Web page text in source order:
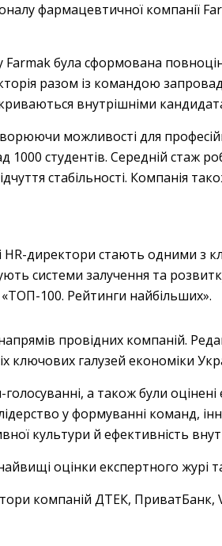
фармацевтичної компанії
Farmak була сформована
разом із командою
внутрішніми
можливості для
1000 студентів. Середній стаж
стабільності. Компанія
HR-директори стають одними з
системи залучення та
«ТОП-100. Рейтинги найбільших».
провідних компаній.
ключових галузей економіки
а також були
у формуванні команд,
культури й ефективність
оцінки експертного журі
компаній ДТЕК,